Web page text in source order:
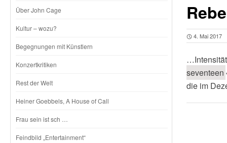
CONTENT
Über John Cage
Kultur – wozu?
Begegnungen mit Künstlern
Konzertkritiken
Rest der Welt
Heiner Goebbels, A House of Call
Frau sein ist sch …
Feindbild „Entertainment“
4. Mai 2017
seventeen
die im